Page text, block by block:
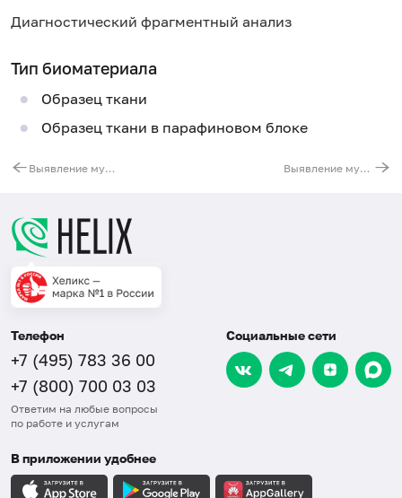
Диагностический фрагментный анализ
Тип биоматериала
Образец ткани
Образец ткани в парафиновом блоке
Выявление мутаций гена MET в тканях опухолей Выявление мутаций гена POLE в тканях опухолей
Телефон
+7 (495) 783 36 00
+7 (800) 700 03 03
Ответим на любые вопросы
по работе и услугам
Социальные сети
В приложении удобнее